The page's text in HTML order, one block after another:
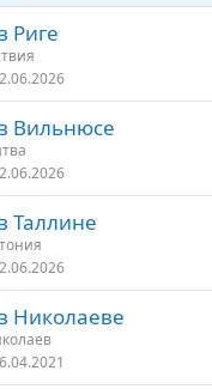
Риге
Вильнюсе
Таллине
Николаеве